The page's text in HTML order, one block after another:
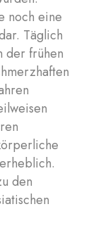
noch eine
Täglich
der frühen
den